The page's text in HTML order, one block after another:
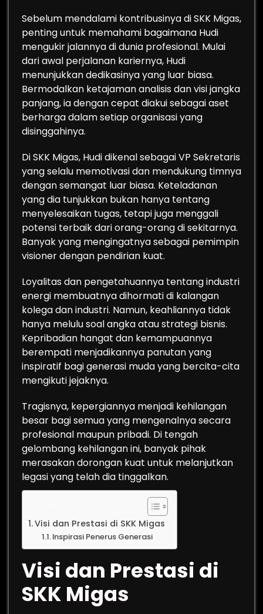
Sebelum mendalami kontribusinya di SKK Migas,
penting untuk memahami bagaimana Hudi
mengukir jalannya di dunia profesional. Mulai
dari awal perjalanan kariernya, Hudi
menunjukkan dedikasinya yang luar biasa.
Bermodalkan ketajaman analisis dan visi jangka
panjang, ia dengan cepat diakui sebagai aset
berharga dalam setiap organisasi yang
disinggahinya.
Di SKK Migas, Hudi dikenal sebagai VP Sekretaris
yang selalu memotivasi dan mendukung timnya
dengan semangat luar biasa. Keteladanan
yang dia tunjukkan bukan hanya tentang
menyelesaikan tugas, tetapi juga menggali
potensi terbaik dari orang-orang di sekitarnya.
Banyak yang mengingatnya sebagai pemimpin
visioner dengan pendirian kuat.
Loyalitas dan pengetahuannya tentang industri
energi membuatnya dihormati di kalangan
kolega dan industri. Namun, keahliannya tidak
hanya melulu soal angka atau strategi bisnis.
Kepribadian hangat dan kemampuannya
berempati menjadikannya panutan yang
inspiratif bagi generasi muda yang bercita-cita
mengikuti jejaknya.
Tragisnya, kepergiannya menjadi kehilangan
besar bagi semua yang mengenalnya secara
profesional maupun pribadi. Di tengah
gelombang kehilangan ini, banyak pihak
merasakan dorongan kuat untuk melanjutkan
legasi yang telah dia tinggalkan.
Visi dan Prestasi di SKK Migas
Inspirasi Penerus Generasi
Visi dan Prestasi di
SKK Migas